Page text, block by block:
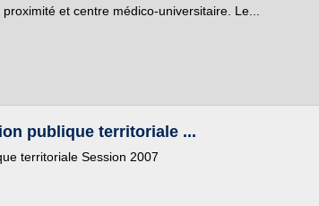
et centre médico-universitaire. Le...
publique territoriale ...
territoriale Session 2007